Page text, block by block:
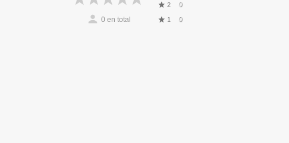
0 en total
2 0
1 0